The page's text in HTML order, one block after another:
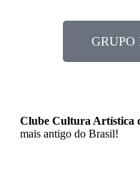
GRUPO
Clube Cultura Artística
mais antigo do Brasil!